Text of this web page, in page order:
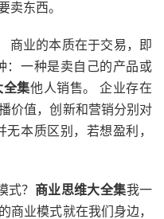
卖东西。
商业的本质在于交易，即
：一种是卖自己的产品或
全集他人销售。 企业存在
价值，创新和营销分别对
本质区别，若想盈利，
式？ 商业思维大全集我一
商业模式就在我们身边，